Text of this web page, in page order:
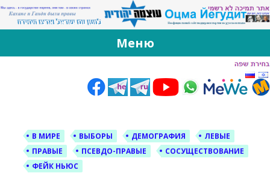
За Оцма Йегудит
עוצמה יהודית ברוסית ובעברית
Меню
В МИРЕ ВЫБОРЫ ДЕМОГРАФИЯ
ЛЕВЫЕ
ПРАВЫЕ
ПСЕВДО-ПРАВЫЕ
СОСУЩЕСТВОВАНИЕ
ФЕЙК НЬЮС